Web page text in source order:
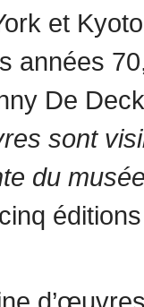
et
années
De
sont
du